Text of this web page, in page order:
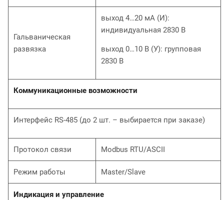
Гальваническая
развязка
выход 4…20 мА (И):
индивидуальная 2830 В
выход 0…10 В (У): групповая
2830 В
Коммуникационные возможности
Интерфейс RS-485 (до 2 шт. – выбирается при заказе)
Протокол связи Modbus RTU/ASCII
Режим работы Master/Slave
Индикация и управление